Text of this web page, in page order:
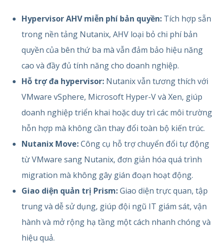
Hypervisor AHV miễn phí bản quyền: Tích hợp sẵn
trong nền tảng Nutanix, AHV loại bỏ chi phí bản
quyền của bên thứ ba mà vẫn đảm bảo hiệu năng
cao và đầy đủ tính năng cho doanh nghiệp.
Hỗ trợ đa hypervisor: Nutanix vẫn tương thích với
VMware vSphere, Microsoft Hyper-V và Xen, giúp
doanh nghiệp triển khai hoặc duy trì các môi trường
hỗn hợp mà không cần thay đổi toàn bộ kiến trúc.
Nutanix Move:Công cụ hỗ trợ chuyển đổi tự động
từ VMware sang Nutanix, đơn giản hóa quá trình
migration mà không gây gián đoạn hoạt động.
Giao diện quản trị Prism:Giao diện trực quan, tập
trung và dễ sử dụng, giúp đội ngũ IT giám sát, vận
hành và mở rộng hạ tầng một cách nhanh chóng và
hiệu quả.